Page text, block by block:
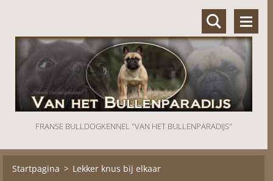
FRANSE BULLDOGKENNEL "VAN HET BULLENPARADIJS"
Startpagina > Lekker knus bij elkaar